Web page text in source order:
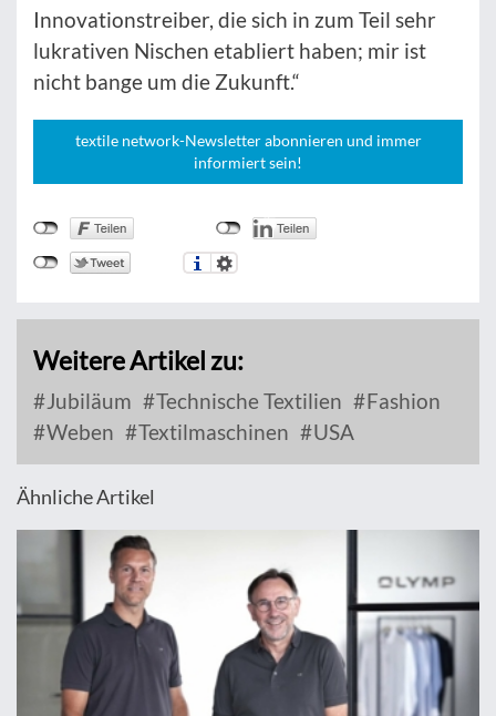
Innovationstreiber, die sich in zum Teil sehr
lukrativen Nischen etabliert haben; mir ist
nicht bange um die Zukunft.“
textile network-Newsletter abonnieren und immer
informiert sein!
Weitere Artikel zu:
Jubiläum Technische Textilien
Fashion
Weben
Textilmaschinen USA
Ähnliche Artikel